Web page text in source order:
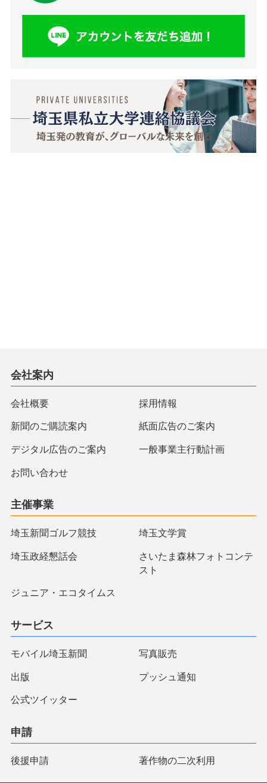
会社案内
会社概要 採用情報
新聞のご購読案内 紙面広告のご案内
デジタル広告のご案内 一般事業主行動計画
お問い合わせ
主催事業
埼玉新聞ゴルフ競技 埼玉文学賞
埼玉政経懇話会
さいたま森林フォトコンテ
スト
ジュニア・エコタイムス
サービス
モバイル埼玉新聞 写真販売
出版 プッシュ通知
公式ツイッター
申請
後援申請 著作物の二次利用